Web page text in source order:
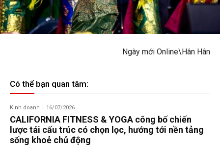
Ngày mới Online\Hân Hân
Có thể bạn quan tâm:
Kinh doanh 16/07/2026
CALIFORNIA FITNESS & YOGA công bố chiến
lược tái cấu trúc có chọn lọc, hướng tới nền tảng
sống khoẻ chủ động